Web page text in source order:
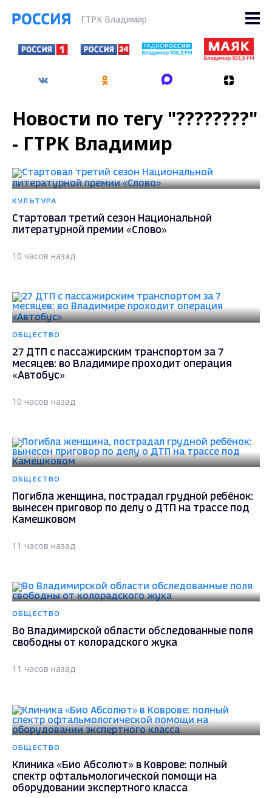
ГТРК Владимир
Новости по тегу "????????"
- ГТРК Владимир
КУЛЬТУРА
Стартовал третий сезон Национальной
литературной премии «Слово»
10 часов назад
ОБЩЕСТВО
27 ДТП с пассажирским транспортом за 7
месяцев: во Владимире проходит операция
«Автобус»
10 часов назад
ОБЩЕСТВО
Погибла женщина, пострадал грудной ребёнок:
вынесен приговор по делу о ДТП на трассе под
Камешковом
11 часов назад
ОБЩЕСТВО
Во Владимирской области обследованные поля
свободны от колорадского жука
11 часов назад
ОБЩЕСТВО
Клиника «Био Абсолют» в Коврове: полный
спектр офтальмологической помощи на
оборудовании экспертного класса